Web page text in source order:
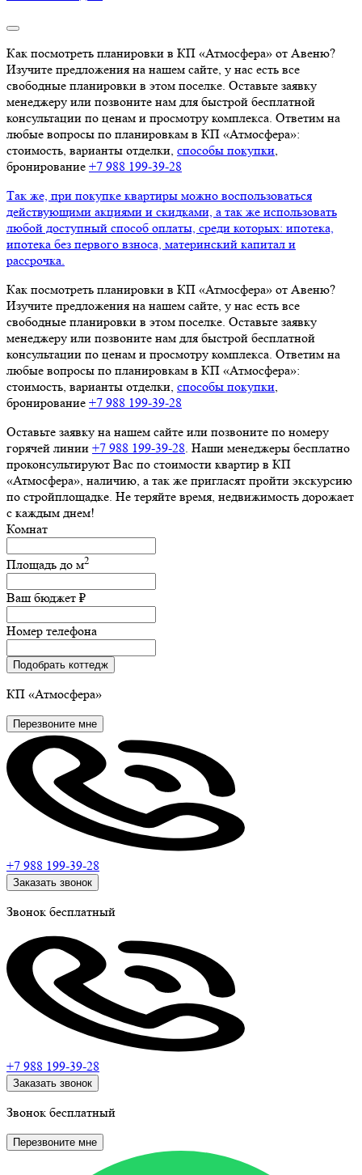
Как посмотреть планировки в КП «Атмосфера» от Авеню?
Изучите предложения на нашем сайте, у нас есть все
свободные планировки в этом поселке. Оставьте заявку
менеджеру или позвоните нам для быстрой бесплатной
консультации по ценам и просмотру комплекса. Ответим на
любые вопросы по планировкам в КП «Атмосфера»:
стоимость, варианты отделки, способы покупки,
бронирование +7 988 199‑39‑28
Так же, при покупке квартиры можно воспользоваться
действующими акциями и скидками, а так же использовать
любой доступный способ оплаты, среди которых: ипотека,
ипотека без первого взноса, материнский капитал и
рассрочка.
Как посмотреть планировки в КП «Атмосфера» от Авеню?
Изучите предложения на нашем сайте, у нас есть все
свободные планировки в этом поселке. Оставьте заявку
менеджеру или позвоните нам для быстрой бесплатной
консультации по ценам и просмотру комплекса. Ответим на
любые вопросы по планировкам в КП «Атмосфера»:
стоимость, варианты отделки, способы покупки,
бронирование +7 988 199‑39‑28
Оставьте заявку на нашем сайте или позвоните по номеру
горячей линии +7 988 199‑39‑28. Наши менеджеры бесплатно
проконсультируют Вас по стоимости квартир в КП
«Атмосфера», наличию, а так же пригласят пройти экскурсию
по стройплощадке. Не теряйте время, недвижимость дорожает
с каждым днем!
Комнат
Площадь до м2
Ваш бюджет ₽
Номер телефона
Подобрать коттедж
КП «Атмосфера»
Перезвоните мне
+7 988 199-39-28
Заказать звонок
Звонок бесплатный
+7 988 199-39-28
Заказать звонок
Звонок бесплатный
Перезвоните мне